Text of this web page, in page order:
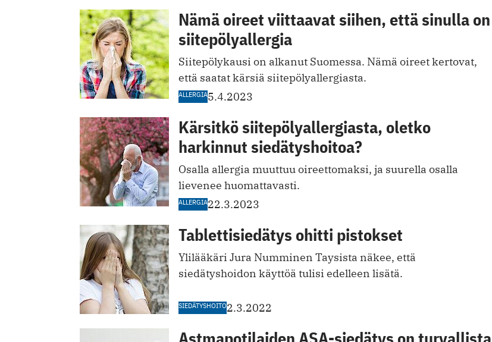
Nämä oireet viittaavat siihen, että sinulla on
siitepölyallergia
Siitepölykausi on alkanut Suomessa. Nämä oireet kertovat,
että saatat kärsiä siitepölyallergiasta.
ALLERGIA5.4.2023
Kärsitkö siitepölyallergiasta, oletko
harkinnut siedätyshoitoa?
Osalla allergia muuttuu oireettomaksi, ja suurella osalla
lievenee huomattavasti.
ALLERGIA22.3.2023
Tablettisiedätys ohitti pistokset
Ylilääkäri Jura Numminen Taysista näkee, että
siedätyshoidon käyttöä tulisi edelleen lisätä.
SIEDÄTYSHOITO2.3.2022